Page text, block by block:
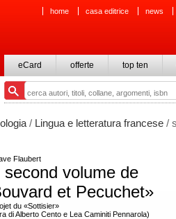
home casa editrice news
eCard offerte top ten
/ Lingua e letteratura francese /
Flaubert
second volume de
et Pecuchet»
du «Sottisier»
di Alberto Cento e Lea Caminiti Pennarola)